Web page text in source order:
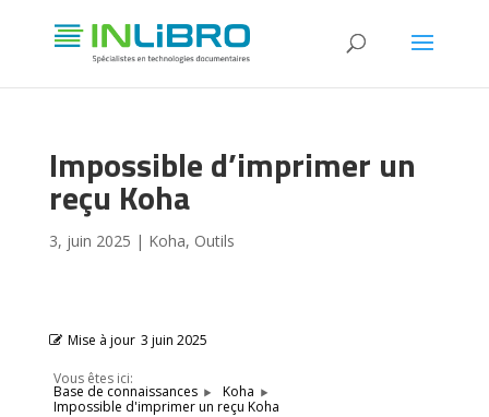
Impossible d’imprimer un
reçu Koha
3, juin 2025 | Koha, Outils
Mise à jour 3 juin 2025
Vous êtes ici:
Base de connaissances
Koha
Impossible d'imprimer un reçu Koha